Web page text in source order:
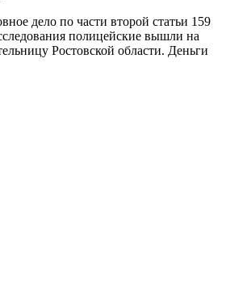
дело по части второй статьи 159
полицейские вышли на
Ростовской области. Деньги